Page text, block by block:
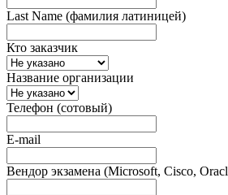
Last Name (фамилия латиницей)
Кто заказчик
Название организации
Телефон (сотовый)
E-mail
Вендор экзамена (Microsoft, Cisco,